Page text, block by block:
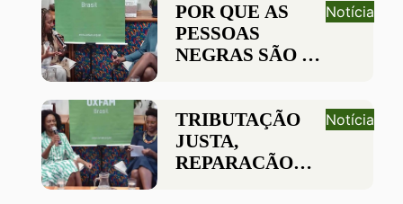
FORTALECENDO
A
PRESENÇA
NEGRAS NA
POLÍTICA
POR QUE AS
PESSOAS
NEGRAS SÃO AS
PELAS
DESIGUALDADES?
Notícia
TRIBUTAÇÃO
JUSTA,
REPARAÇÃO
Notícia